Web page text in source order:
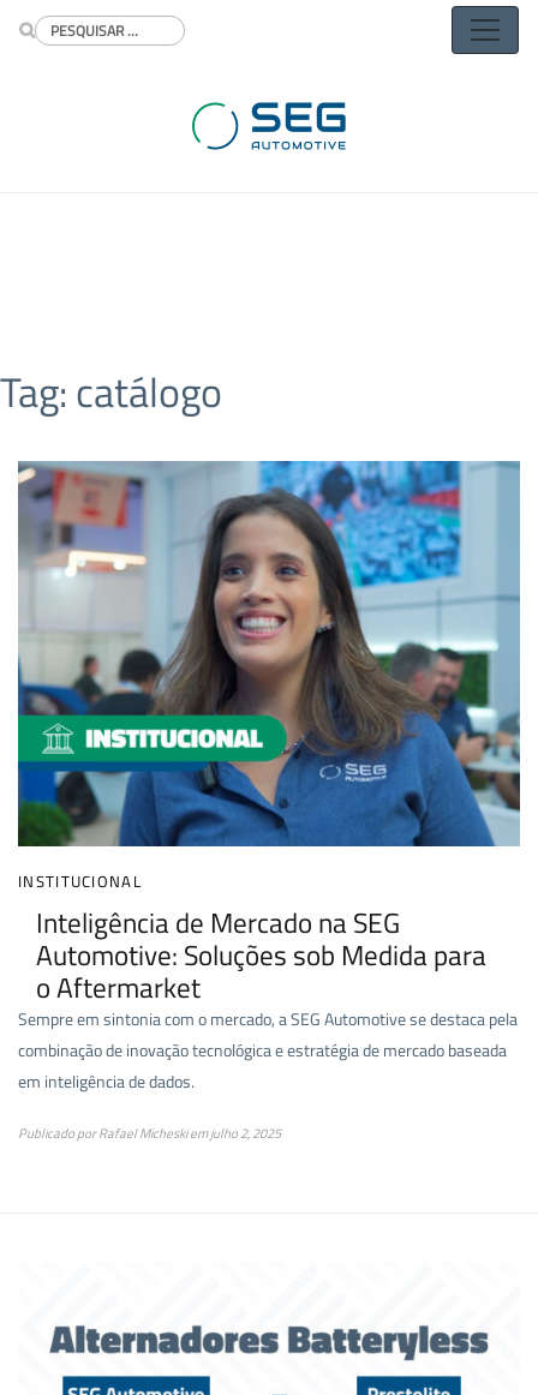
Tag:catálogo
INSTITUCIONAL
Inteligência de Mercado na SEG
Automotive: Soluções sob Medida para
o Aftermarket
Sempre em sintonia com o mercado, a SEG Automotive se destaca pela
combinação de inovação tecnológica e estratégia de mercado baseada
em inteligência de dados.
Publicado porRafael Micheskiemjulho 2, 2025